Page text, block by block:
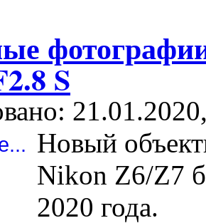
S
Новый
Nikon Z6/Z7
2020 года.